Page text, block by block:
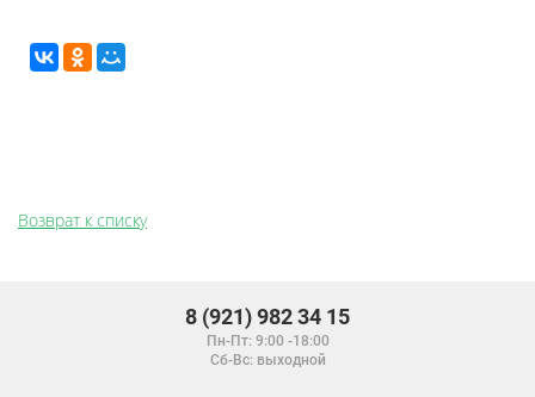
Возврат к списку
8 (921) 982 34 15
Пн-Пт: 9:00 -18:00
Сб-Вс: выходной